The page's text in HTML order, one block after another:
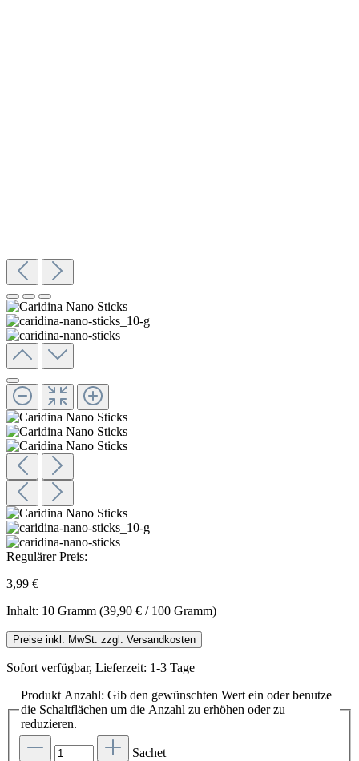
Regulärer Preis:
3,99 €
Inhalt: 10 Gramm (39,90 € / 100 Gramm)
Preise inkl. MwSt. zzgl. Versandkosten
Sofort verfügbar, Lieferzeit: 1-3 Tage
Produkt Anzahl: Gib den gewünschten Wert ein oder benutze
die Schaltflächen um die Anzahl zu erhöhen oder zu
reduzieren.
Sachet